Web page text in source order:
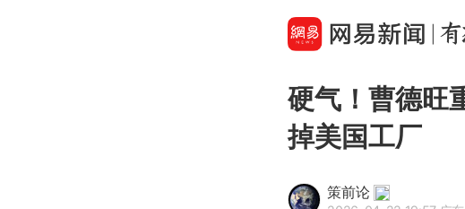
硬气！曹德旺
掉美国工厂
策前论